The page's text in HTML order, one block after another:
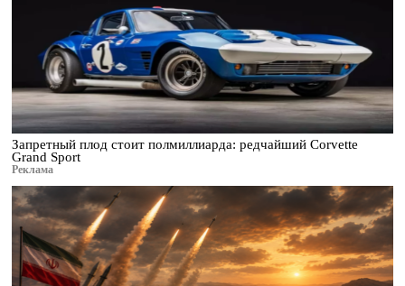
Запретный плод стоит полмиллиарда: редчайший Corvette
Grand Sport
Реклама